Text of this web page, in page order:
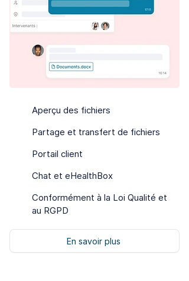
Aperçu des fichiers
Partage et transfert de fichiers
Portail client
Chat et eHealthBox
Conformément à la Loi Qualité et
au RGPD
En savoir plus